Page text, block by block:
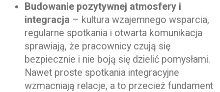
Budowanie pozytywnej atmosfery i
integracja – kultura wzajemnego wsparcia,
regularne spotkania i otwarta komunikacja
sprawiają, że pracownicy czują się
bezpiecznie i nie boją się dzielić pomysłami.
Nawet proste spotkania integracyjne
wzmacniają relacje, a to przecież fundament